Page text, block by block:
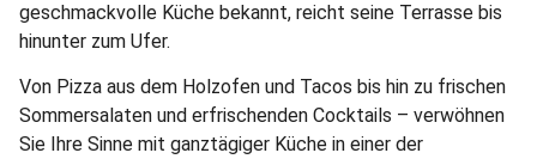
geschmackvolle Küche bekannt, reicht seine Terrasse bis
hinunter zum Ufer.
Von Pizza aus dem Holzofen und Tacos bis hin zu frischen
Sommersalaten und erfrischenden Cocktails – verwöhnen
Sie Ihre Sinne mit ganztägiger Küche in einer der